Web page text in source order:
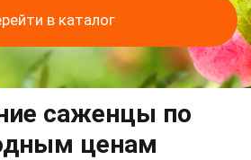
в каталог
саженцы по
ценам